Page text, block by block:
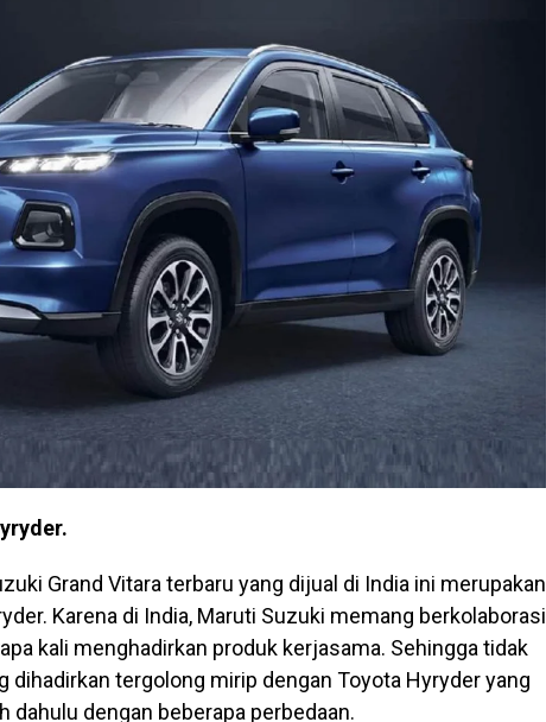
Grand Vitara terbaru yang dijual di India ini merupakan
Karena di India, Maruti Suzuki memang berkolaborasi
kali menghadirkan produk kerjasama. Sehingga tidak
dihadirkan tergolong mirip dengan Toyota Hyryder yang
dahulu dengan beberapa perbedaan.